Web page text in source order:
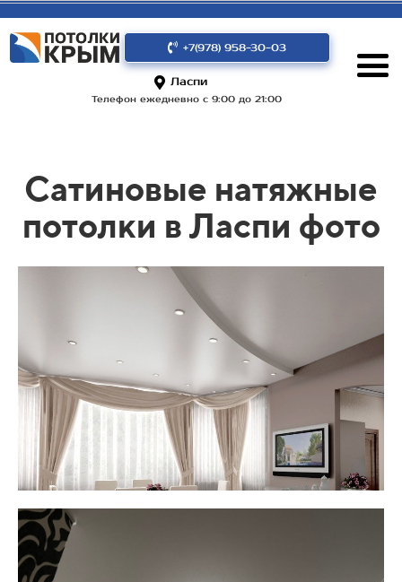
+7(978) 958-30-03
Ласпи
Телефон ежедневно с 9:00 до 21:00
Сатиновые натяжные
потолки в Ласпи фото